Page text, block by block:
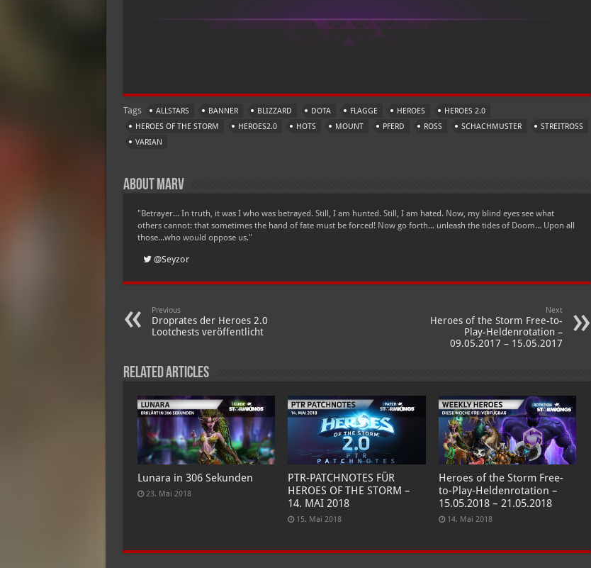
Tags ALLSTARS BANNER BLIZZARD DOTA FLAGGE HEROES
HEROES 2.0
HEROES OF THE STORM
HEROES2.0 HOTS MOUNT PFERD ROSS SCHACHMUSTER
STREITROSS
VARIAN
About Marv
"Betrayer... In truth, it was I who was betrayed. Still, I am hunted. Still, I am hated. Now, my blind eyes see what
others cannot: that sometimes the hand of fate must be forced! Now go forth... unleash the tides of Doom... Upon all
those...who would oppose us."
@Seyzor
Previous
Droprates der Heroes 2.0
Lootchests veröffentlicht
Next
Heroes of the Storm Free-to-
Play-Heldenrotation –
09.05.2017 – 15.05.2017
Related Articles
Lunara in 306 Sekunden
23. Mai 2018
PTR-PATCHNOTES FÜR
HEROES OF THE STORM –
14. MAI 2018
15. Mai 2018
Heroes of the Storm Free-
to-Play-Heldenrotation –
15.05.2018 – 21.05.2018
14. Mai 2018